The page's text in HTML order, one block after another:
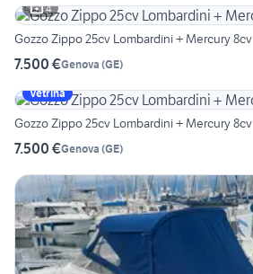
4
Gozzo Zippo 25cv Lombardini + Mercury 8cv
7.500 €Genova (GE)
Vetrina
Gozzo Zippo 25cv Lombardini + Mercury 8cv
7.500 €Genova (GE)